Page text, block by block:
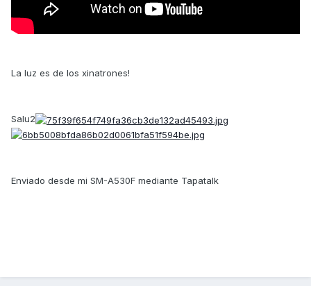
La luz es de los xinatrones!
Salu2
Enviado desde mi SM-A530F mediante Tapatalk